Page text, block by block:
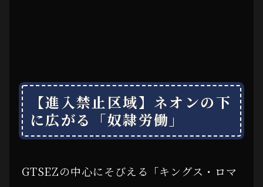
【進入禁止区域】ネオンの下
に広がる「奴隷労働」
GTSEZの中心にそびえる「キングス・ロマ